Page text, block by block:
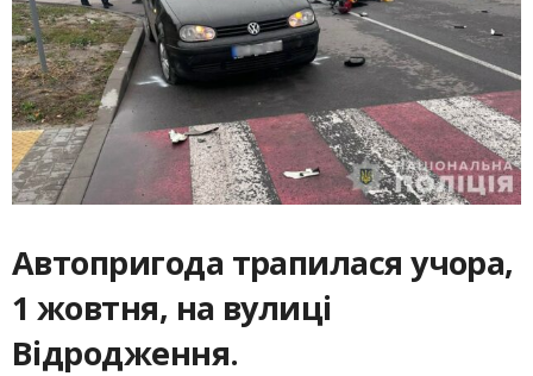
Автопригода трапилася учора,
1 жовтня, на вулиці
Відродження.